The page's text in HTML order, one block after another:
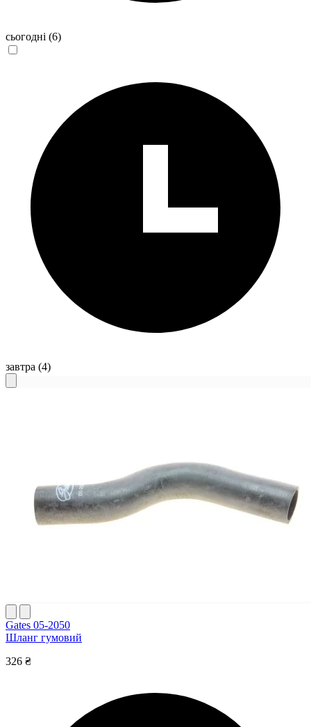
сьогодні (6)
завтра (4)
Gates 05-2050
Шланг гумовий
326 ₴